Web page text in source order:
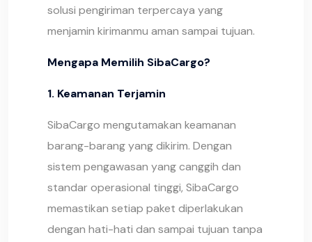
solusi pengiriman terpercaya yang
menjamin kirimanmu aman sampai tujuan.
Mengapa Memilih SibaCargo?
1. Keamanan Terjamin
SibaCargo mengutamakan keamanan
barang-barang yang dikirim. Dengan
sistem pengawasan yang canggih dan
standar operasional tinggi, SibaCargo
memastikan setiap paket diperlakukan
dengan hati-hati dan sampai tujuan tanpa